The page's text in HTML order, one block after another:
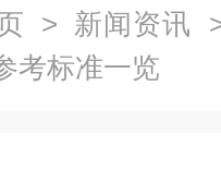
> 新闻资讯
考标准一览